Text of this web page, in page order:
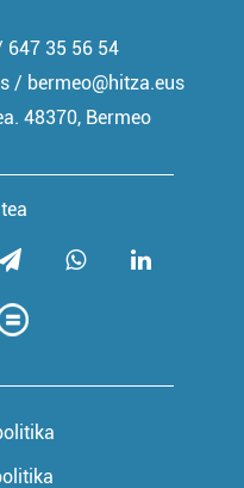
647 35 56 54
/ bermeo@hitza.eus
48370, Bermeo